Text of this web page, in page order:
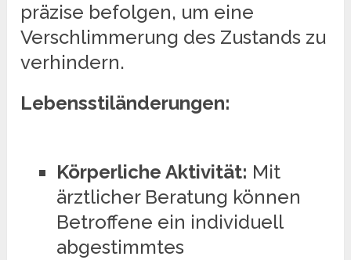
präzise befolgen, um eine
Verschlimmerung des Zustands zu
verhindern.
Lebensstiländerungen:
Körperliche Aktivität: Mit
ärztlicher Beratung können
Betroffene ein individuell
abgestimmtes